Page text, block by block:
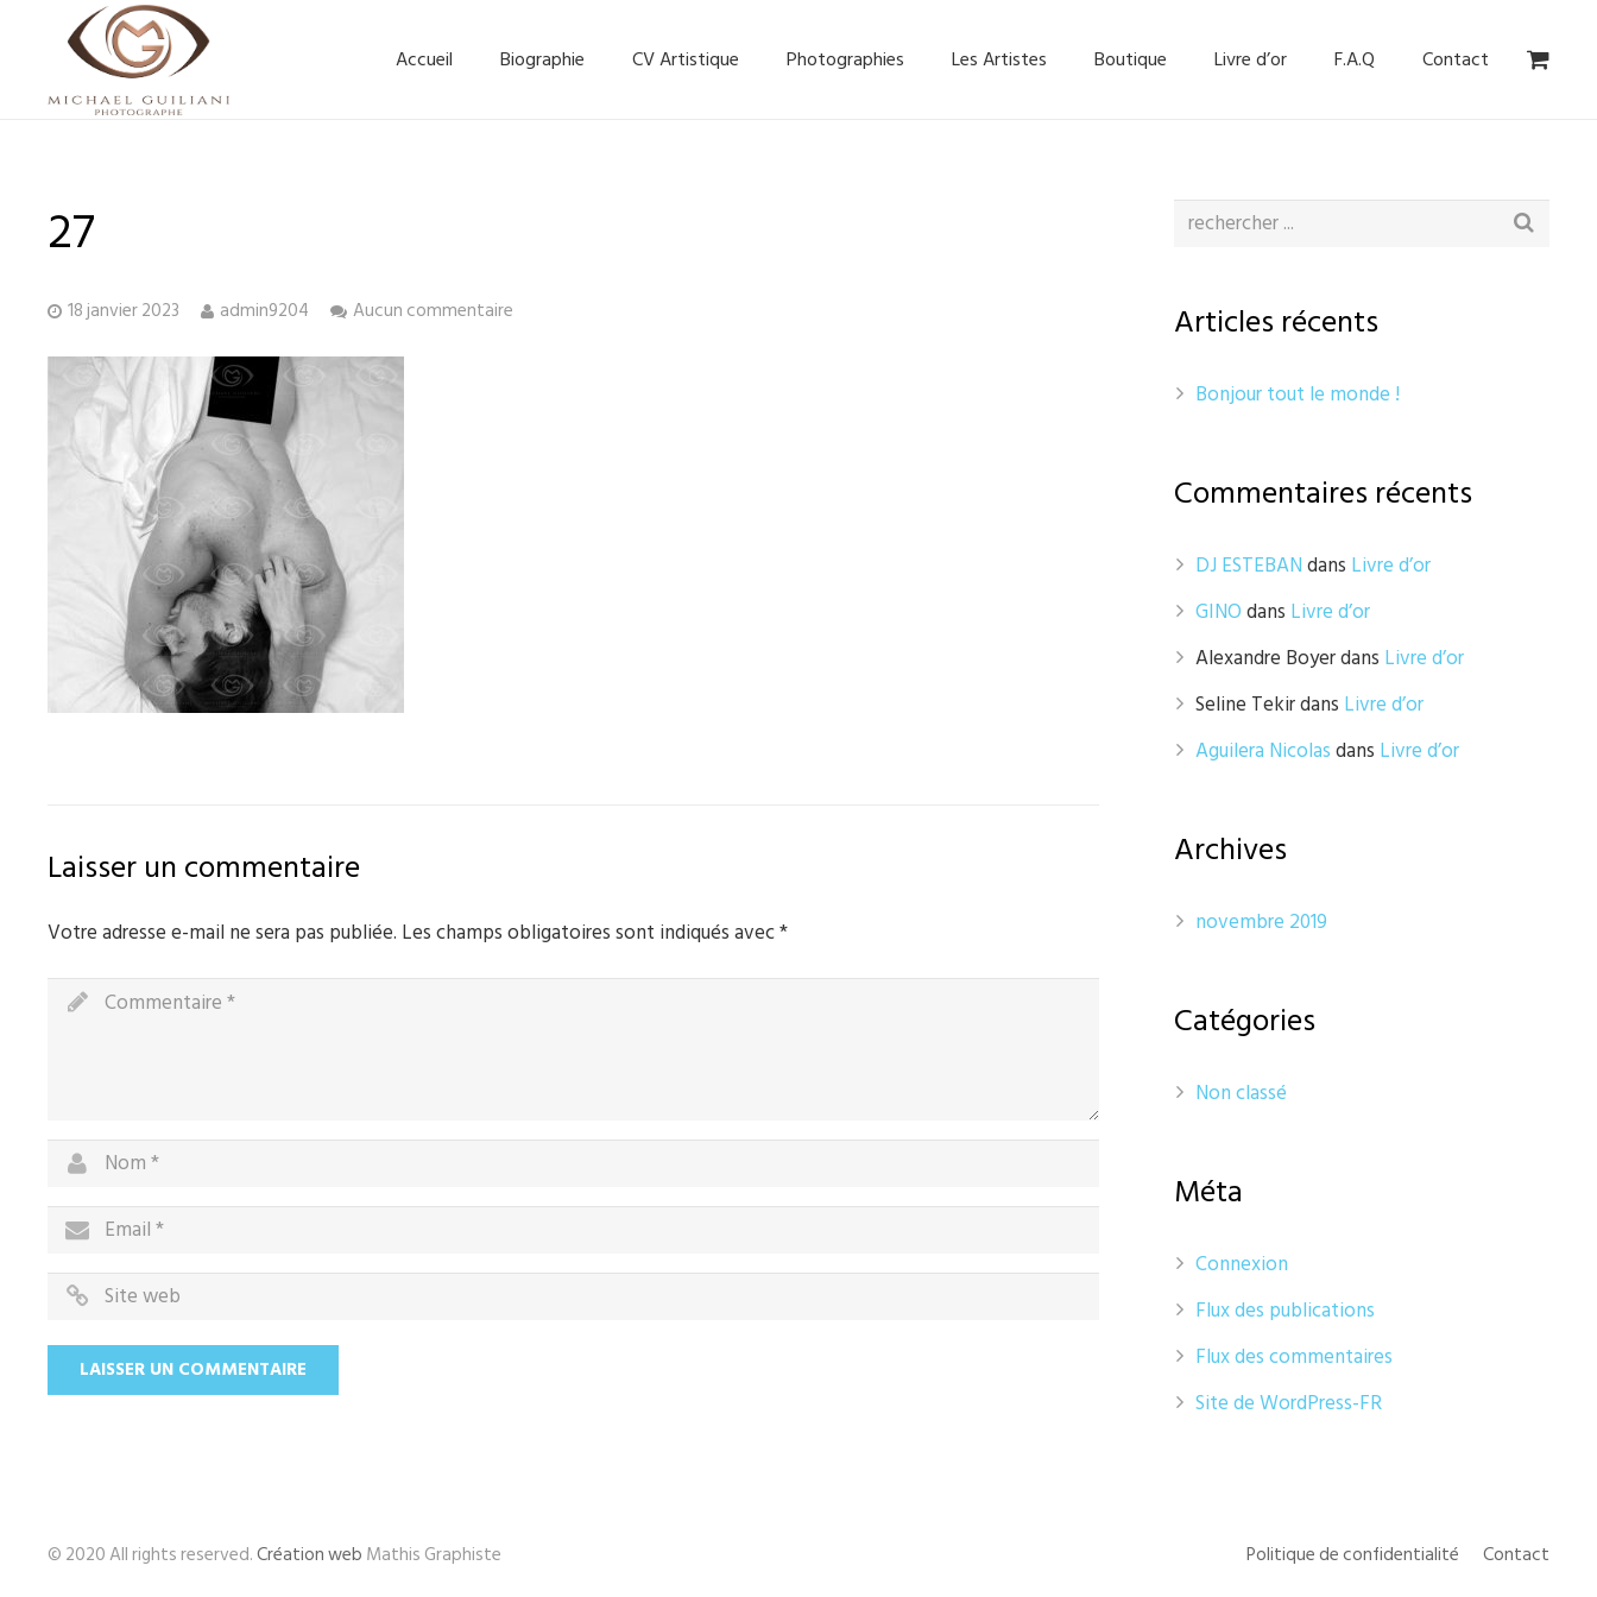
Accueil Biographie CV Artistique Photographies Les Artistes Boutique Livre d’or F.A.Q Contact
27
18 janvier 2023 admin9204 Aucun commentaire
Laisser un commentaire
Votre adresse e-mail ne sera pas publiée. Les champs obligatoires sont indiqués avec*
Articles récents
Bonjour tout le monde !
Commentaires récents
DJ ESTEBANdans Livre d’or
GINOdans Livre d’or
Alexandre Boyerdans Livre d’or
Seline Tekirdans Livre d’or
Aguilera Nicolasdans Livre d’or
Archives
novembre 2019
Catégories
Non classé
Méta
Connexion
Flux des publications
Flux des commentaires
Site de WordPress-FR
Politique de confidentialité Contact
© 2020 All rights reserved.Création web Mathis Graphiste